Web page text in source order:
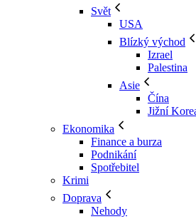
Svět
USA
Blízký východ
Izrael
Palestina
Asie
Čína
Jižní
Ekonomika
Finance a burza
Podnikání
Spotřebitel
Krimi
Doprava
Nehody